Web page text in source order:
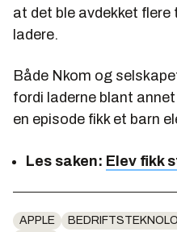
at det ble avdekket
ladere.
Både Nkom og
fordi laderne blant annet
en episode fikk et barn
Les saken: Elev fikk
APPLE